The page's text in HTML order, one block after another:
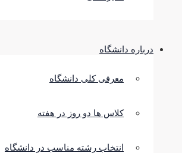
درباره دانشگاه
معرفی کلی دانشگاه
کلاس ها دو روز در هفته
انتخاب رشته مناسب در دانشگاه